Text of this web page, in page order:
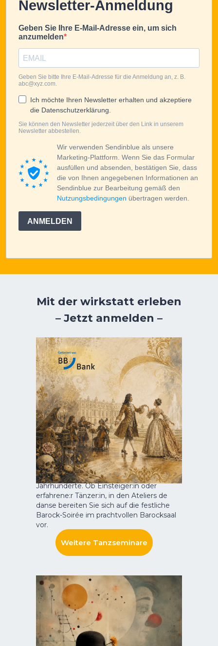
Newsletter-Anmeldung
Geben Sie Ihre E-Mail-Adresse ein, um sich
anzumelden
Geben Sie bitte Ihre E-Mail-Adresse für die Anmeldung an, z. B.
abc@xyz.com.
Ich möchte Ihren Newsletter erhalten und akzeptiere
die Datenschutzerklärung.
Sie können den Newsletter jederzeit über den Link in unserem
Newsletter abbestellen.
Wir verwenden Sendinblue als unsere
Marketing-Plattform. Wenn Sie das Formular
ausfüllen und absenden, bestätigen Sie, dass
die von Ihnen angegebenen Informationen an
Sendinblue zur Bearbeitung gemäß den
Nutzungsbedingungen übertragen werden.
ANMELDEN
Ein Tag wie eine Reise in die Zeit des
Barock: Beim wirkstatt Barocktag in der
Karlsburg Durlach erwarten Sie historische
Tänze, faszinierende Einblicke und die
besondere Atmosphäre vergangener
Jahrhunderte. Ob Einsteiger:in oder
erfahrene:r Tänzer:in, in den Ateliers de
danse bereiten Sie sich auf die festliche
Barock-Soirée im prachtvollen Barocksaal
vor.
Mit freundlicher Unterstützung der
BBBank
wirkstatt Barocktag 2026
Mit der wirkstatt erleben
– Jetzt anmelden –
Weitere Tanzseminare